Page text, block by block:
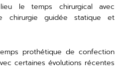
le temps chirurgical avec
chirurgie guidée statique et
prothétique de confection
certaines évolutions récentes